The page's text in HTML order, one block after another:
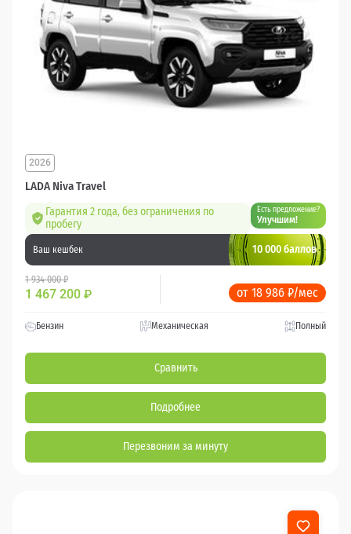
LADA Niva Travel
2026
Гарантия 2 года, без ограничения по
пробегу
Есть предложение?
Улучшим!
Ваш кешбек 10 000 баллов
1 934 000 ₽
1 467 200 ₽ от 18 986 ₽/мес
Бензин Механическая Полный
Сравнить
Подробнее
Перезвоним за минуту